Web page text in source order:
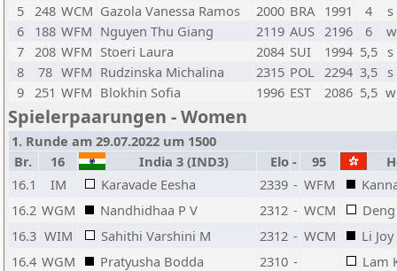
5 248 WCM Gazola Vanessa Ramos 2000 BRA 1991 4
6
188 WFM Nguyen Thu Giang 2119 AUS 2196 6
7 208 WFM Stoeri Laura 2084 SUI 1994 5,5
8
78 WFM Rudzinska Michalina 2315 POL 2294 3,5
9 251 WFM Blokhin Sofia 1996 EST 2086 5,5
Spielerpaarungen - Women
1. Runde am 29.07.2022 um 1500
Br.
16 India 3 (IND3) Elo - 95
16.1
IM Karavade Eesha 2339 - WFM
16.2 WGM Nandhidhaa P V 2312 - WCM
16.3 WIM Sahithi Varshini M 2312 - WCM
Li
16.4 WGM Pratyusha Bodda 2310 -
Lam